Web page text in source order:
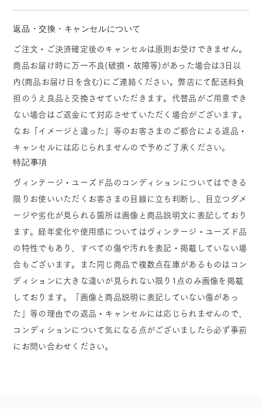
返品・交換・キャンセルについて
ご注文・ご決済確定後のキャンセルは原則お受けできません。
商品お届け時に万一不良(破損・故障等)があった場合は3日以
内(商品お届け日を含む)にご連絡ください。弊店にて配送料負
担のうえ良品と交換させていただきます。代替品がご用意でき
ない場合はご返金にて対応させていただく場合がございます。
なお「イメージと違った」等のお客さまのご都合による返品・
キャンセルには応じられませんので予めご了承ください。
特記事項
ヴィンテージ・ユーズド品のコンディションについてはできる
限りお使いいただくお客さまの目線に立ち判断し、目立つダメ
ージや劣化が見られる箇所は画像と商品説明文に表記しており
ます。経年変化や使用感についてはヴィンテージ・ユーズド品
の特性でもあり、すべての傷や汚れを表記・掲載していない場
合もございます。また同じ商品で複数点在庫があるものはコン
ディションに大きな違いが見られない限り1点のみ画像を掲載
しております。「画像と商品説明に表記していない傷があっ
た」等の理由での返品・キャンセルには応じられませんので、
コンディションについて気になる点がございましたら必ず事前
にお問い合わせください。